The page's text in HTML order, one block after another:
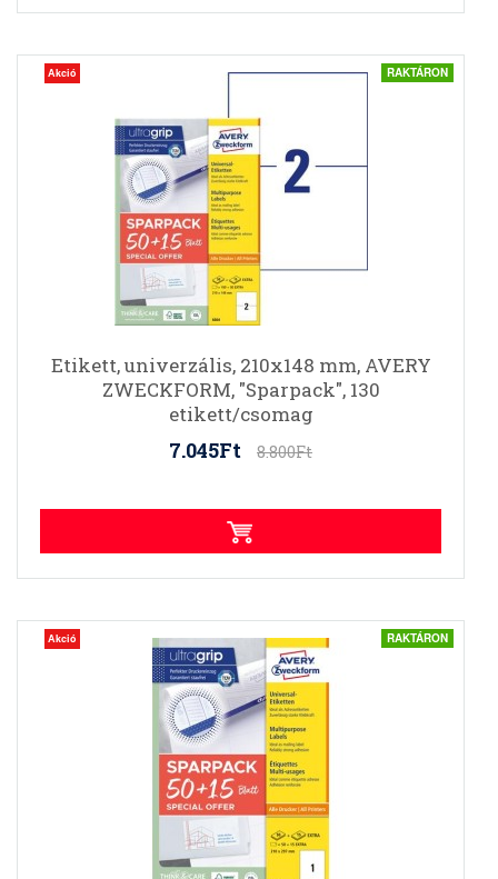
Akció RAKTÁRON
Etikett, univerzális, 210x148 mm, AVERY
ZWECKFORM, "Sparpack", 130
etikett/csomag
7.045Ft 8.800Ft
Akció RAKTÁRON